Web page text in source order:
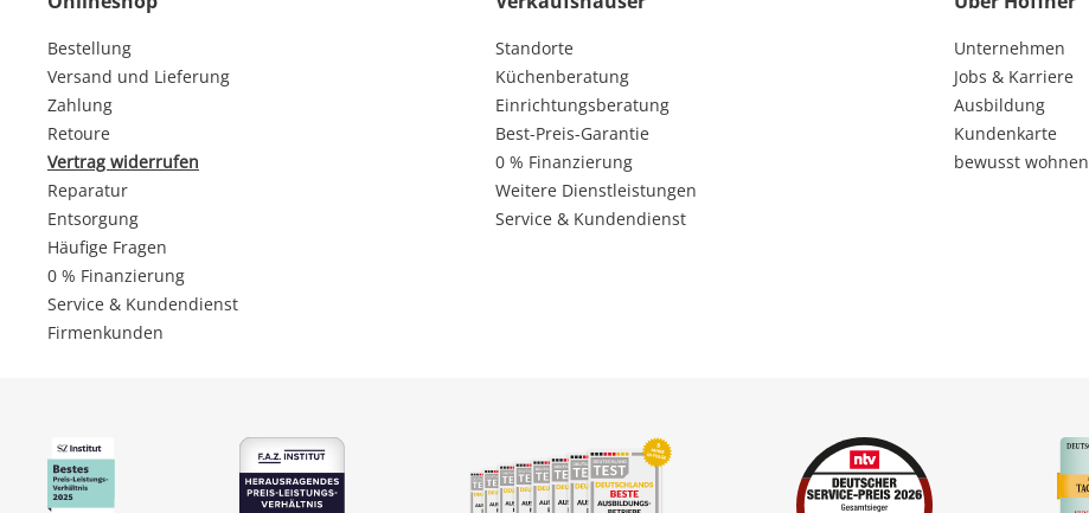
Bestellung
Versand und Lieferung
Zahlung
Retoure
Vertrag widerrufen
Reparatur
Entsorgung
Häufige Fragen
0 % Finanzierung
Service & Kundendienst
Firmenkunden
Standorte
Küchenberatung
Einrichtungsberatung
Best-Preis-Garantie
0 % Finanzierung
Weitere Dienstleistungen
Service & Kundendienst
Unternehmen
Jobs & Karriere
Ausbildung
Kundenkarte
bewusst wohnen